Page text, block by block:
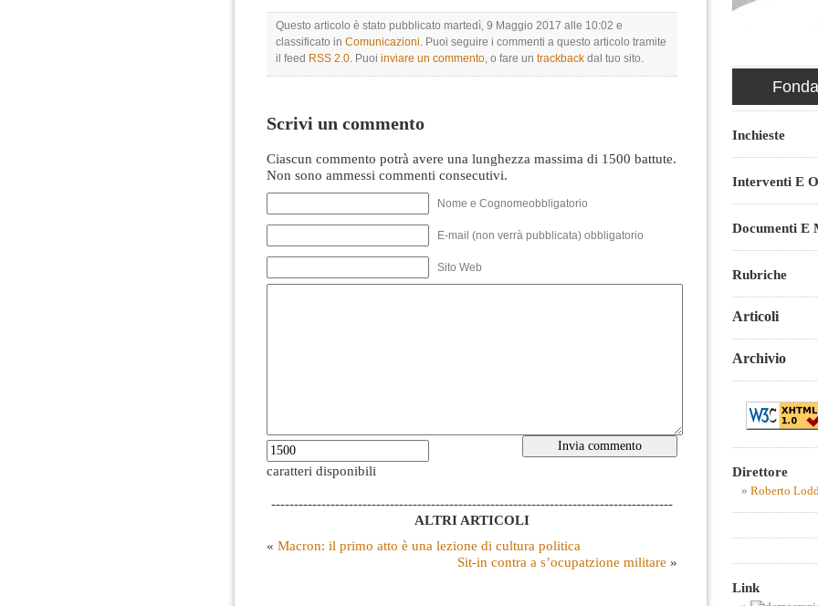
Questo articolo è stato pubblicato martedì, 9 Maggio 2017 alle 10:02 e
classificato in Comunicazioni . Puoi seguire i commenti a questo articolo tramite
il feed RSS 2.0 . Puoi inviare un commento , o fare un trackback dal tuo sito.
Scrivi un commento
Ciascun commento potrà avere una lunghezza massima di 1500 battute.
Non sono ammessi commenti consecutivi.
Nome e Cognomeobbligatorio
E-mail (non verrà pubblicata) obbligatorio
Sito Web
caratteri disponibili
----------------------------------------------------------------------------------------
ALTRI ARTICOLI
« Macron: il primo atto è una lezione di cultura politica
Sit-in contra a s’ocupatzione militare »
Inchieste
Interventi E
Documenti E
Rubriche
Articoli
Archivio
Direttore
Roberto
Link